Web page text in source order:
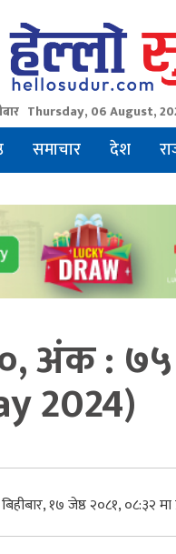
Thursday, 06 August,
समाचार देश
अंक :
2024)
बिहीबार, १७ जेष्ठ २०८१, ०८:३२